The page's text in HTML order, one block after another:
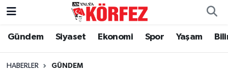
Gündem Siyaset Ekonomi Spor Yaşam
HABERLER GÜNDEM
Gündem
Siyaset
Nöbetçi Eczaneler
Hava Durumu